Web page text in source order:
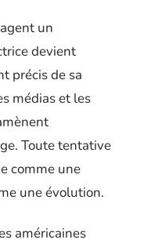
un
devient
précis de sa
médias et les
Toute tentative
comme une
une évolution.
américaines